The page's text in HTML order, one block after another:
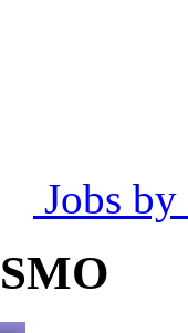
Jobs by